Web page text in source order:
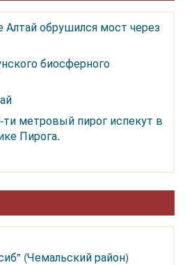
Алтай обрушился мост через
биосферного
ти метровый пирог испекут в
Пирога.
(Чемальский район)